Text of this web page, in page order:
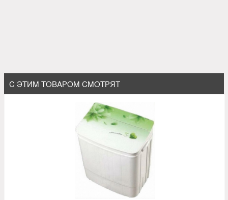
С ЭТИМ ТОВАРОМ СМОТРЯТ